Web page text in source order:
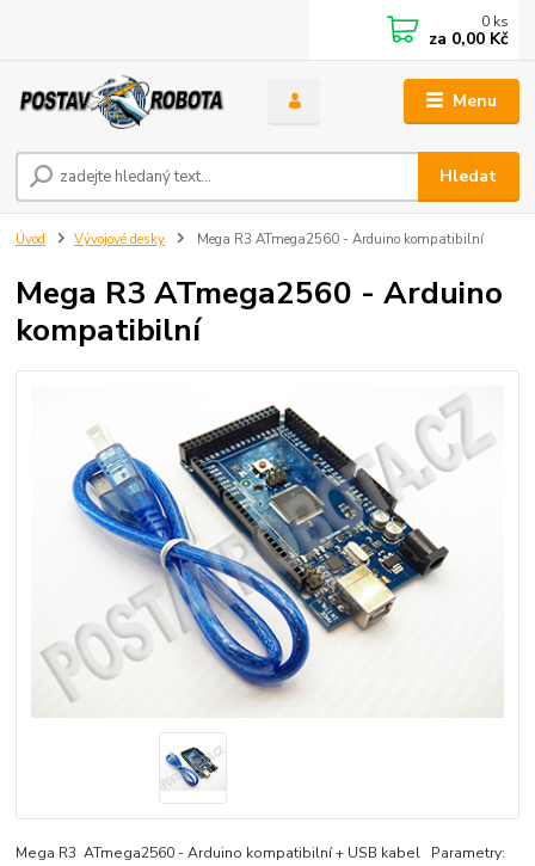
Menu
Hledat
0 ks
za 0,00 Kč
Úvod Vývojové desky Mega R3 ATmega2560 - Arduino kompatibilní
Mega R3 ATmega2560 - Arduino
kompatibilní
Mega R3 ATmega2560 - Arduino kompatibilní + USB kabel Parametry: